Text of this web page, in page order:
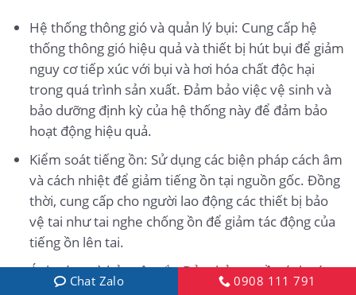
Hệ thống thông gió và quản lý bụi: Cung cấp hệ
thống thông gió hiệu quả và thiết bị hút bụi để giảm
nguy cơ tiếp xúc với bụi và hơi hóa chất độc hại
trong quá trình sản xuất. Đảm bảo việc vệ sinh và
bảo dưỡng định kỳ của hệ thống này để đảm bảo
hoạt động hiệu quả.
Kiểm soát tiếng ồn: Sử dụng các biện pháp cách âm
và cách nhiệt để giảm tiếng ồn tại nguồn gốc. Đồng
thời, cung cấp cho người lao động các thiết bị bảo
vệ tai như tai nghe chống ồn để giảm tác động của
tiếng ồn lên tai.
Ánh sáng và bảo vệ mắt: Đảm bảo nguồn ánh sáng
Chat Zalo 0908 111 791